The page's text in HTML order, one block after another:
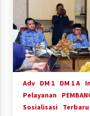
Adv DM 1 DM 1 A
Pelayanan
Sosialisasi
Terbaru